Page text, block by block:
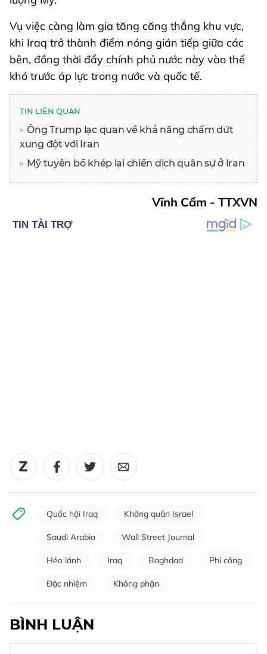
Vụ việc càng làm gia tăng căng thẳng khu vực,
khi Iraq trở thành điểm nóng gián tiếp giữa các
bên, đồng thời đẩy chính phủ nước này vào thế
khó trước áp lực trong nước và quốc tế.
TIN LIÊN QUAN
Ông Trump lạc quan về khả năng chấm dứt
xung đột với Iran
Mỹ tuyên bố khép lại chiến dịch quân sự ở Iran
Vĩnh Cẩm - TTXVN
Quốc hội Iraq Không quân Israel
Saudi Arabia Wall Street Journal
Hẻo lánh Iraq Baghdad Phi công
Đặc nhiệm Không phận
BÌNH LUẬN